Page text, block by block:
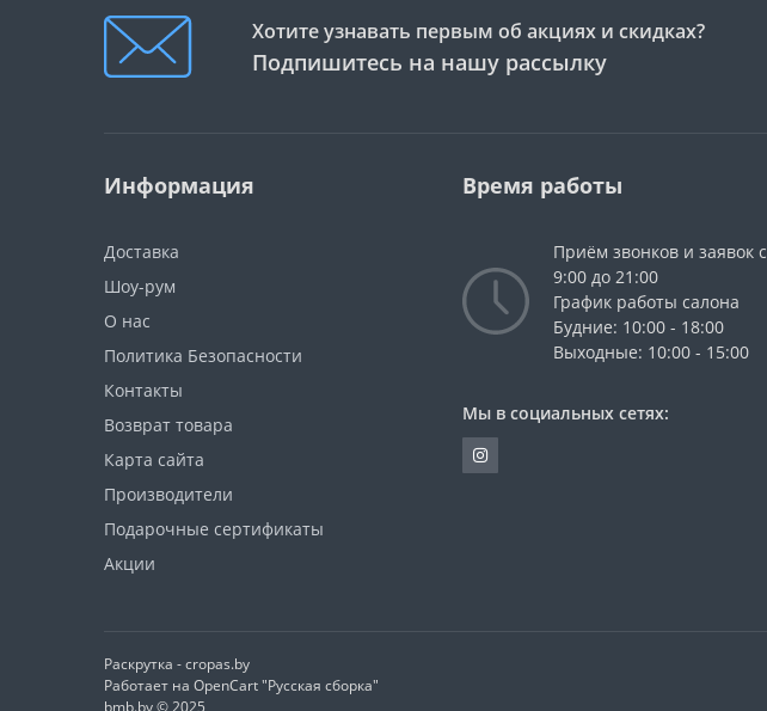
Хотите узнавать первым об акциях и скидках?
Подпишитесь на нашу рассылку
Информация
Доставка
Шоу-рум
О нас
Политика Безопасности
Контакты
Возврат товара
Карта сайта
Производители
Подарочные сертификаты
Акции
Время работы
Приём звонков и заявок с
9:00 до 21:00
График работы салона
Будние: 10:00 - 18:00
Выходные: 10:00 - 15:00
Мы в социальных сетях:
Раскрутка -cropas.by
Работает на OpenCart "Русская сборка"
bmb.by © 2025